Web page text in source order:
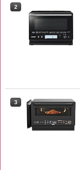
2
2
3